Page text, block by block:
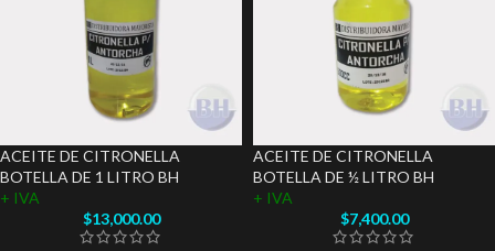
ACEITE DE CITRONELLA
BOTELLA DE 1 LITRO BH
+ IVA
$13,000.00
ACEITE DE CITRONELLA
BOTELLA DE ½ LITRO BH
+ IVA
$7,400.00